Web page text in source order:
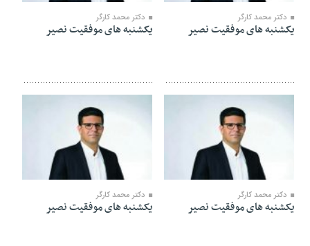
دکتر محمد کارگر
یکشنبه های موفقیت نصیر
دکتر محمد کارگر
یکشنبه های موفقیت نصیر
دکتر محمد کارگر
یکشنبه های موفقیت نصیر
دکتر محمد کارگر
یکشنبه های موفقیت نصیر